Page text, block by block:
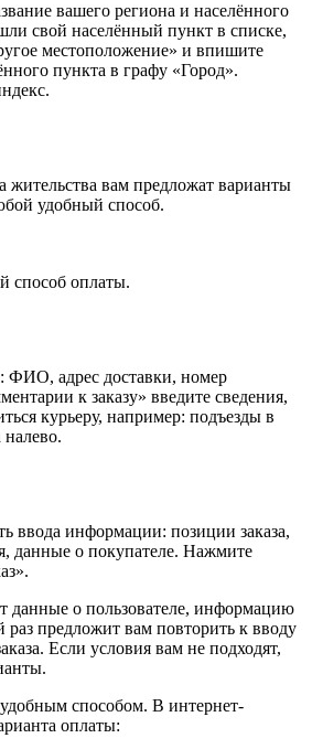
вашего региона и населённого
свой населённый пункт в списке,
местоположение» и впишите
пункта в графу «Город».
жительства вам предложат варианты
удобный способ.
способ оплаты.
ФИО, адрес доставки, номер
к заказу» введите сведения,
курьеру, например: подъезды в
налево.
ввода информации: позиции заказа,
данные о покупателе. Нажмите
данные о пользователе, информацию
раз предложит вам повторить к вводу
Если условия вам не подходят,
способом. В интернет-
оплаты: